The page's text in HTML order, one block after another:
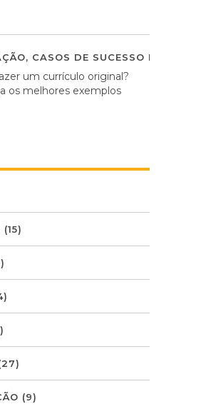
, CASOS DE SUCESSO DE
um currículo original?
os melhores exemplos
(15)
(9)